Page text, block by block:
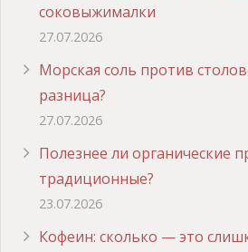
соковыжималки
27.07.2026
Морская соль против
разница?
27.07.2026
Полезнее ли органические
традиционные?
23.07.2026
Кофеин: сколько — это